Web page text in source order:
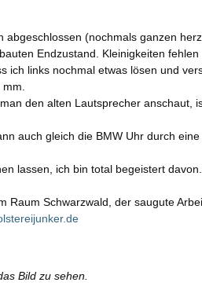
abgeschlossen (nochmals ganzen
Endzustand. Kleinigkeiten
ich links nochmal etwas lösen und
den alten Lautsprecher
auch gleich die BMW Uhr durch
lassen, ich bin total begeistert davon.
Raum Schwarzwald, der saugute
Bild zu sehen.